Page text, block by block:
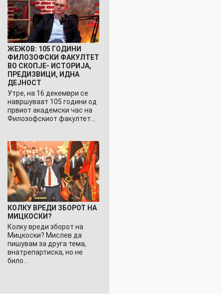
ЖЕЖОВ: 105 ГОДИНИ
ФИЛОЗОФСКИ ФАКУЛТЕТ
ВО СКОПЈЕ- ИСТОРИЈА,
ПРЕДИЗВИЦИ, ИДНА
ДЕЈНОСТ
Утре, на 16 декември се
навршуваат 105 години од
првиот академски час на
Филозофскиот факултет…
КОЛКУ ВРЕДИ ЗБОРОТ НА
МИЦКОСКИ?
Колку вреди зборот на
Мицкоски? Мислев да
пишувам за друга тема,
внатрепартиска, но не
било…